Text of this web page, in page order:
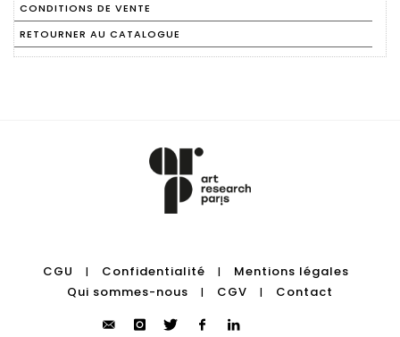
CONDITIONS DE VENTE
RETOURNER AU CATALOGUE
CGU | Confidentialité |
Mentions légales
Qui sommes-nous
| CGV | Contact